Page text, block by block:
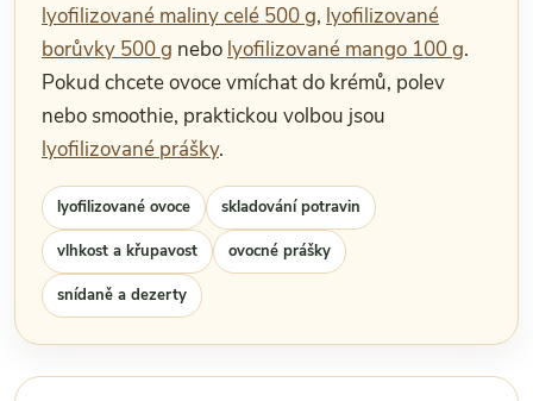
lyofilizované maliny celé 500 g, lyofilizované
borůvky 500 g nebo lyofilizované mango 100 g.
Pokud chcete ovoce vmíchat do krémů, polev
nebo smoothie, praktickou volbou jsou
lyofilizované prášky.
lyofilizované ovoce skladování potravin
vlhkost a křupavost ovocné prášky
snídaně a dezerty